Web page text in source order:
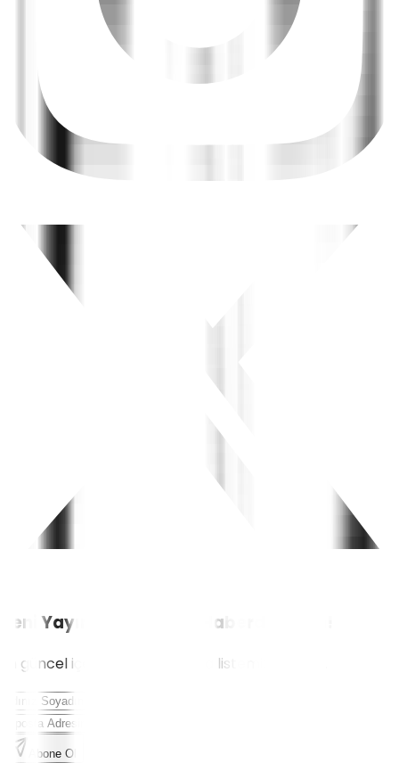
Yeni Yayınlardan İlk Siz Haberdar Olun!
En güncel içerikler için e-posta listemize katılın.
Abone Ol